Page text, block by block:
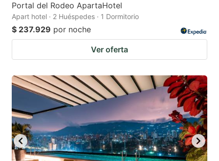
Portal del Rodeo ApartaHotel
Apart hotel · 2 Huéspedes · 1 Dormitorio
$ 237.929 por noche
Ver oferta